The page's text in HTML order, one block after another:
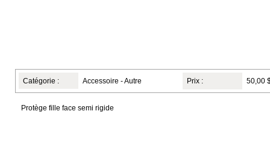
Catégorie : Accessoire - Autre Prix : 50,00
Protège fille face semi rigide